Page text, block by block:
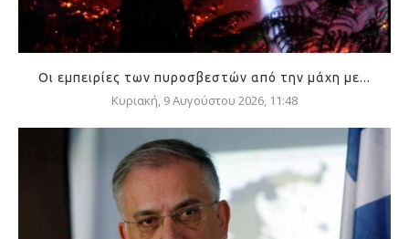
Οι εμπειρίες των πυροσβεστών από την μάχη με...
Κυριακή, 9 Αυγούστου 2026, 11:48